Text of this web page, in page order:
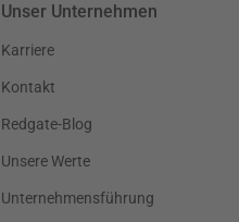
Unser Unternehmen
Karriere
Kontakt
Redgate-Blog
Unsere Werte
Unternehmensführung